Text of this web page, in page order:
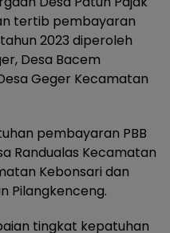
tertib pembayaran
2023 diperoleh
Desa Bacem
Geger Kecamatan
pembayaran PBB
Randualas Kecamatan
Kebonsari dan
Pilangkenceng.
tingkat kepatuhan